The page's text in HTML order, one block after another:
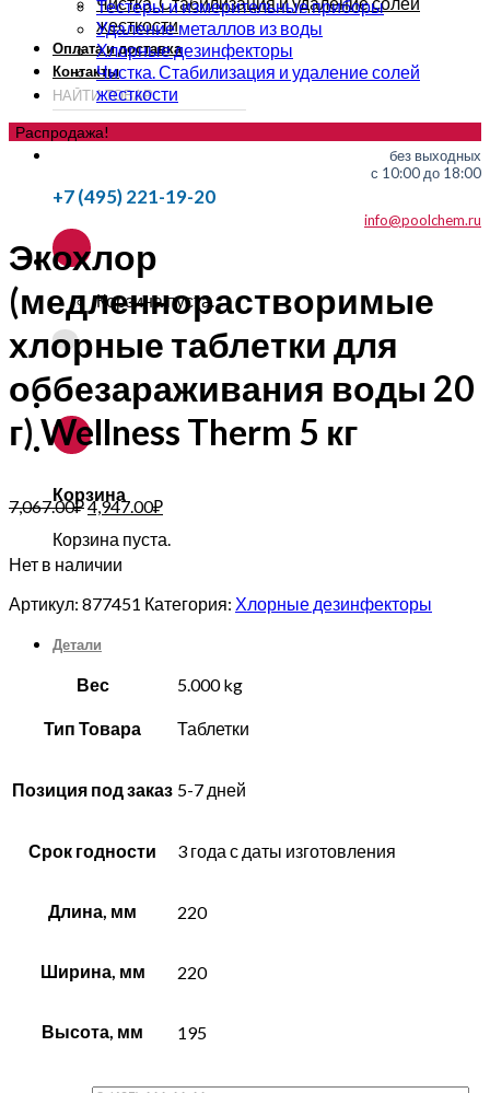
жесткости
Оплата и доставка
Контакты
без выходных
с 10:00 до 18:00
+7 (495) 221-19-20
info@poolchem.ru
Корзина пуста.
Корзина
Корзина пуста.
Тестеры и измерительные приборы
Удаление металлов из воды
Хлорные дезинфекторы
Чистка. Стабилизация и удаление солей
жесткости
Распродажа!
Экохлор
(медленнорастворимые
хлорные таблетки для
оббезараживания воды 20
г) Wellness Therm 5 кг
7,067.00₽4,947.00₽
Нет в наличии
Артикул: 877451 Категория: Хлорные дезинфекторы
Детали
Вес 5.000 kg
Тип Товара Таблетки
Позиция под заказ 5-7 дней
Срок годности 3 года с даты изготовления
Длина, мм 220
Ширина, мм 220
Высота, мм 195